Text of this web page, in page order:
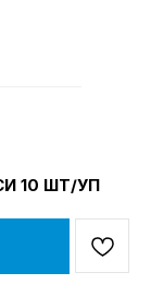
10 ШТ/УП